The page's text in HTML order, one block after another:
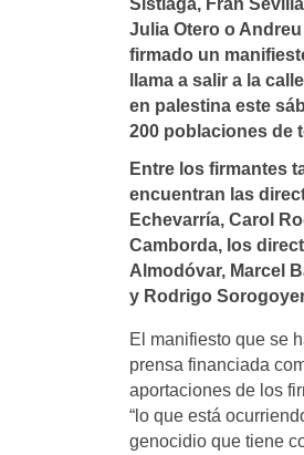
Sistiaga, Fran
Julia Otero o
firmado un
llama a salir a la
en palestina este
200 poblaciones de
Entre los firmantes
encuentran las
Echevarría, Carol
Camborda, los
Almodóvar, Marcel
y Rodrigo
El manifiesto que se
prensa financiada
aportaciones de los
“lo que está
genocidio que tiene